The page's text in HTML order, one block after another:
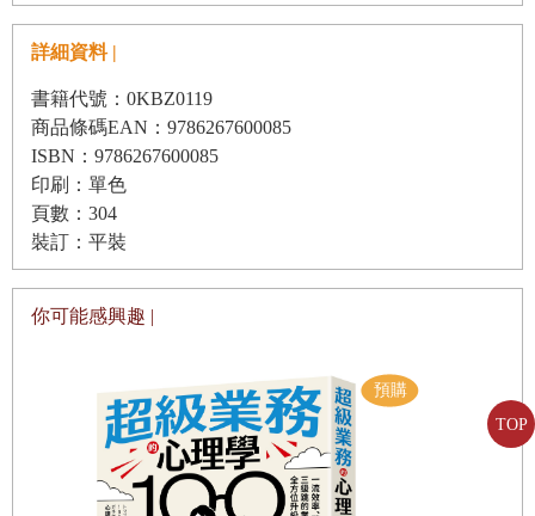
TOP
土地是屬於誰的？──土地所有權五十年就要歸還給神
✡ 拿破崙與鯡魚的故事
賺錢要腳踏實地──重複累積微小、但實際可得的利益
✡ 頭戴金冠的麻雀
炫耀財富會自取滅亡──看起來不顯眼的麻雀才是最安
✡ 誠實的裁縫鋪
用不正當的手段賺錢，幸福會離你而去──誠實以對，
財富自來
然不同的境界。
例如，看到「蘋果從樹上掉落」就感到秋天的落寞，腦
中浮現俳句「熟蘋果噗通一聲掉落的秋日天空」，這是日本
人的思維；思考「為什麼蘋果會掉落」是英國人的思維（牛
頓是英國人）；而思考「為什麼蘋果不會被天空吸附，而是
往地球的方向移動」則相當符合猶太人的思維。日本人與英
國人皆是站在地球上方，而猶太人則是將天空與地球置於手
心，從一個截然不同的境界俯瞰世界。
能在天空移動」，這是哥白尼的思維；猶太人則會思考「若
將太陽與地球放在自己掌心，將會呈現何種模樣」。
如果在日本，有小學生鍥而不捨地追問：「老師，為什
麼一個禮拜是七天？」日本老師應該會認為學生在阻擾上課
詳細資料 |
書籍代號：0KBZ0119
商品條碼EAN：9786267600085
ISBN：9786267600085
印刷：單色
頁數：304
裝訂：平裝
你可能感興趣 |